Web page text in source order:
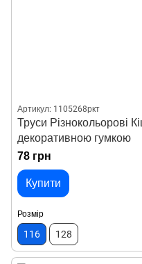
Артикул: 1105268ркт
Труси Різнокольорові
декоративною гумкою
78 грн
Купити
Розмір
116 128